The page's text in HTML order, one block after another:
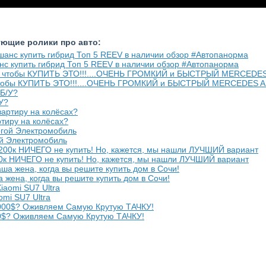
ролики про авто:
купить гибрид Топ 5 REEV в наличии обзор #Автопанорма
КУПИТЬ ЭТО!!!....ОЧЕНЬ ГРОМКИЙ и БЫСТРЫЙ MERCEDES
на колёсах?
Электромобиль
НИЧЕГО не купить! Но, кажется, мы нашли ЛУЧШИЙ вариант
жена, когда вы решите купить дом в Сочи!
SU7 Ultra
Оживляем Самую Крутую ТАЧКУ!